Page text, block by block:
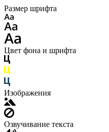
Размер шрифта
Цвет фона и шрифта
Изображения
Озвучивание текста